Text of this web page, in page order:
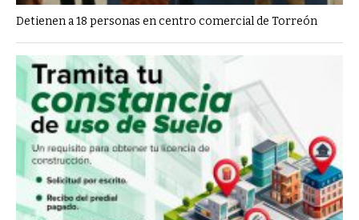
Detienen a 18 personas en centro comercial de Torreón